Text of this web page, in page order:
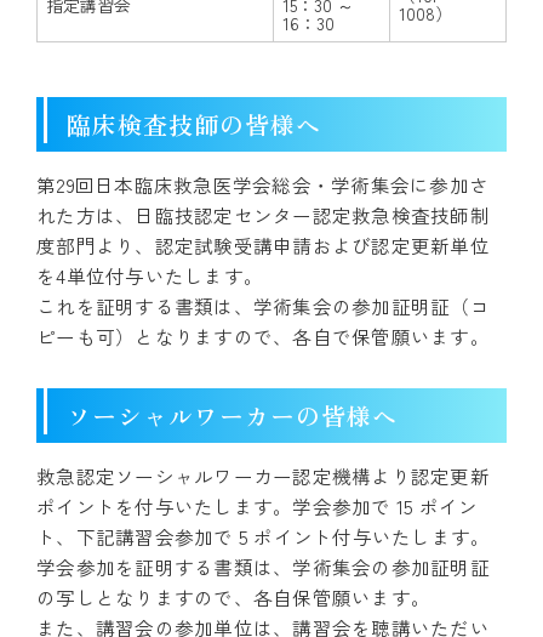
16：30 1008）
臨床検査技師の皆様へ
第29回日本臨床救急医学会総会・学術集会に参加さ
れた方は、日臨技認定センター認定救急検査技師制
度部門より、認定試験受講申請および認定更新単位
を4単位付与いたします。
これを証明する書類は、学術集会の参加証明証（コ
ピーも可）となりますので、各自で保管願います。
ソーシャルワーカーの皆様へ
救急認定ソーシャルワーカー認定機構より認定更新
ポイントを付与いたします。学会参加で 15 ポイン
ト、下記講習会参加で 5 ポイント付与いたします。
学会参加を証明する書類は、学術集会の参加証明証
の写しとなりますので、各自保管願います。
また、講習会の参加単位は、講習会を聴講いただい